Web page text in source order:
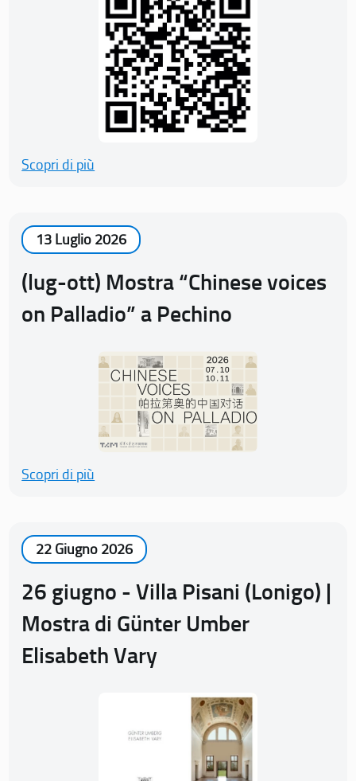
Scopri di più
13 Luglio 2026
(lug-ott) Mostra “Chinese voices
on Palladio” a Pechino
Scopri di più
22 Giugno 2026
26 giugno - Villa Pisani (Lonigo) |
Mostra di Günter Umber
Elisabeth Vary